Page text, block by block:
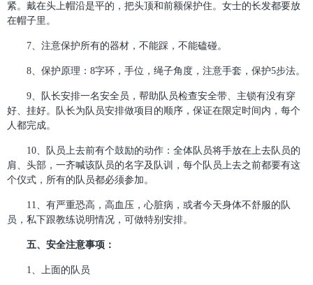
紧。戴在头上帽沿是平的，把头顶和前额保护住。女士的长发都要放
在帽子里。
7、注意保护所有的器材，不能踩，不能磕碰。
8、保护原理：8字环，手位，绳子角度，注意手套，保护5步法。
9、队长安排一名安全员，帮助队员检查安全带、主锁有没有穿
好、挂好。队长为队员安排做项目的顺序，保证在限定时间内，每个
人都完成。
10、队员上去前有个鼓励的动作：全体队员将手放在上去队员的
肩、头部，一齐喊该队员的名字及队训，每个队员上去之前都要有这
个仪式，所有的队员都必须参加。
11、有严重恐高，高血压，心脏病，或者今天身体不舒服的队
员，私下跟教练说明情况，可做特别安排。
五、安全注意事项：
1、上面的队员